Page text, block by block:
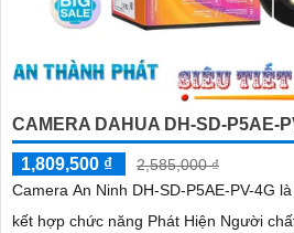
CAMERA DAHUA DH-SD-P5AE-
1,809,500 ₫
2,585,000 ₫
Camera An Ninh DH-SD-P5AE-PV-4G
kết hợp chức năng Phát Hiện Người